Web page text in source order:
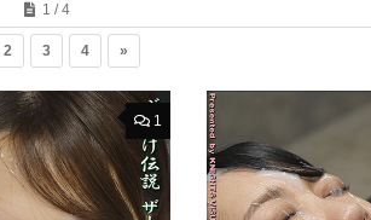
1 / 4
2 3 4 »
1